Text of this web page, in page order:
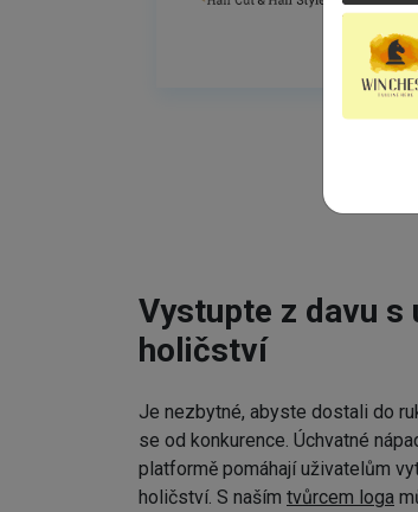
Vystupte z davu s
holičství
Je nezbytné, abyste dostali do
se od konkurence. Úchvatné
platformě pomáhají uživatelům
holičství. S naším tvůrcem loga